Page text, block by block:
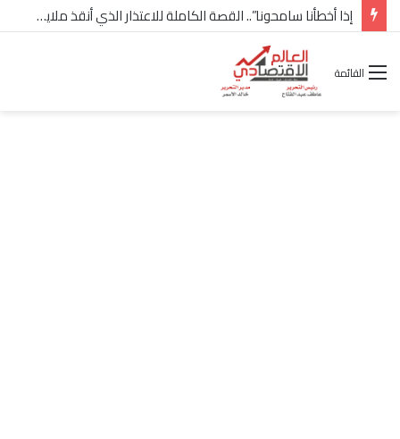
شركة “Scope Developments” تعلن تولي أحمد كمال عيسى منصب الرئيس التنفيذي للقطاع التجاري
القائمة